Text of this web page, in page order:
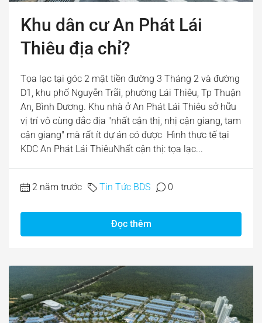
Khu dân cư An Phát Lái
Thiêu địa chỉ?
Tọa lạc tại góc 2 mặt tiền đường 3 Tháng 2 và đường
D1, khu phố Nguyễn Trãi, phường Lái Thiêu, Tp Thuận
An, Bình Dương. Khu nhà ở An Phát Lái Thiêu sở hữu
vị trí vô cùng đắc địa "nhất cận thị, nhị cận giang, tam
cận giang" mà rất ít dự án có được Hình thực tế tại
KDC An Phát Lái ThiêuNhất cận thị: tọa lạc...
2 năm trước Tin Tức BDS 0
Đọc thêm